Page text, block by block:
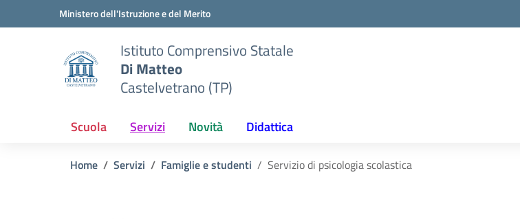
Vai ai contenuti
Vai al menu di navigazioneMinistero dell'Istruzione e del Merito
Istituto Comprensivo Statale
Di Matteo
Castelvetrano (TP)
Scuola Servizi Novità Didattica
Home Servizi Famiglie e studenti Servizio di psicologia scolastica